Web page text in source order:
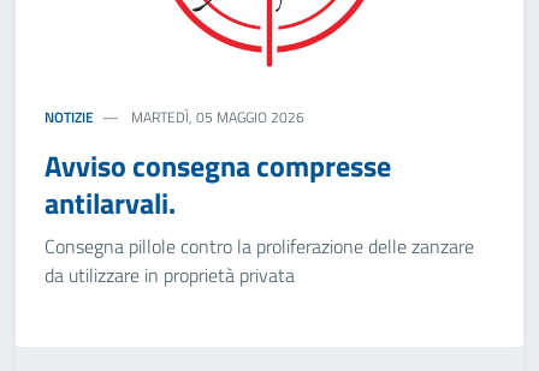
NOTIZIE MARTEDÌ, 05 MAGGIO 2026
Avviso consegna compresse
antilarvali.
Consegna pillole contro la proliferazione delle zanzare
da utilizzare in proprietà privata